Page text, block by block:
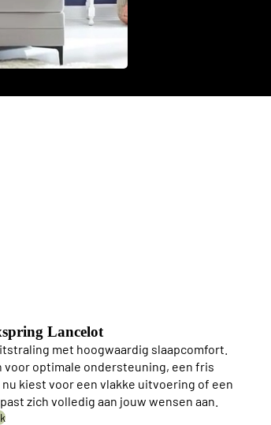
Lancelot
met hoogwaardig slaapcomfort.
optimale ondersteuning, een fris
kiest voor een vlakke uitvoering of een
zich volledig aan jouw wensen aan.